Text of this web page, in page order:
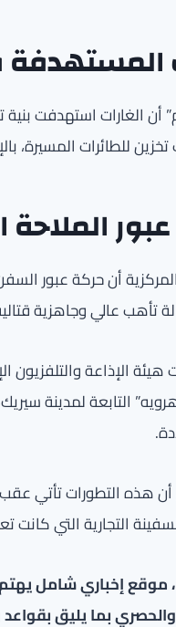
المستهدفة
الغارات استهدفت بنية
للطائرات المسيرة،
الملاحة
أن حركة عبور
تأهب عالي وجاهزية
هيئة الإذاعة
التابعة لمدينة
أن هذه التطورات تأتي
التجارية التي كانت
إخباري شامل يهتم
بما يليق